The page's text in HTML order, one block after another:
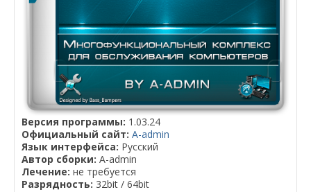
Версия программы: 1.03.24
Официальный сайт: A-admin
Язык интерфейса: Русский
Автор сборки: A-admin
Лечение: не требуется
Разрядность: 32bit / 64bit